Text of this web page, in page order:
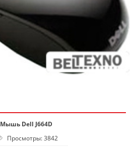
Мышь Dell J664D
Просмотры: 3842